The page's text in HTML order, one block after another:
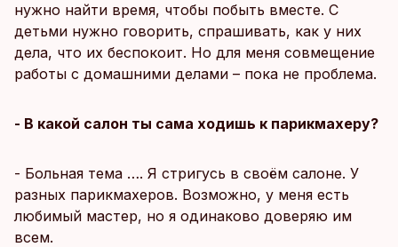
нужно найти время, чтобы побыть вместе. С
детьми нужно говорить, спрашивать, как у них
дела, что их беспокоит. Но для меня совмещение
работы с домашними делами – пока не проблема.
- В какой салон ты сама ходишь к парикмахеру?
- Больная тема …. Я стригусь в своём салоне. У
разных парикмахеров. Возможно, у меня есть
любимый мастер, но я одинаково доверяю им
всем.